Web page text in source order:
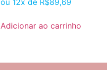
Adicionar ao carrinho